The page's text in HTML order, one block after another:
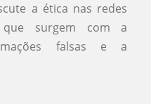
a ética nas redes
surgem com a
falsas e a